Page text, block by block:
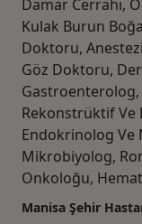
Damar Cerrahı,
Kulak Burun
Doktoru,
Göz Doktoru,
Gastroenterolog,
Rekonstrüktif Ve
Endokrinolog Ve
Mikrobiyolog,
Onkoloğu,
Manisa Şehir